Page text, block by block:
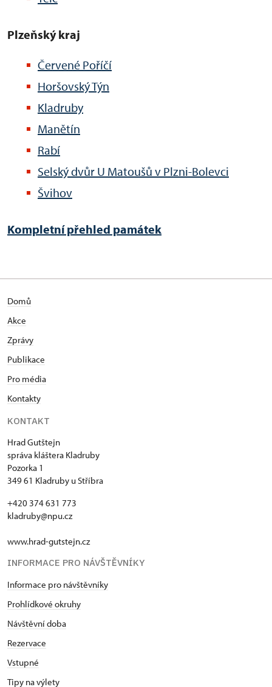
Plzeňský kraj
Červené Poříčí
Horšovský Týn
Kladruby
Manětín
Rabí
Selský dvůr U Matoušů v Plzni-Bolevci
Švihov
Kompletní přehled památek
Domů
Akce
Zprávy
Publikace
Pro média
Kontakty
KONTAKT
Hrad Gutštejn
správa kláštera Kladruby
Pozorka 1
349 61 Kladruby u Stříbra
+420 374 631 773
kladruby@npu.cz
www.hrad-gutstejn.cz
INFORMACE PRO NÁVŠTĚVNÍKY
Informace pro návštěvníky
Prohlídkové okruhy
Návštěvní doba
Rezervace
Vstupné
Tipy na výlety